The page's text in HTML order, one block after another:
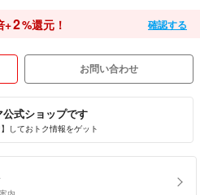
+2%還元！ 確認する
お問い合わせ
式ショップです
しておトク情報をゲット